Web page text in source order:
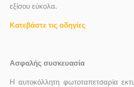
εξίσου εύκολα.
Κατεβάστε τις οδηγίες
Ασφαλής συσκευασία
Η αυτοκόλλητη φωτοταπετσαρία